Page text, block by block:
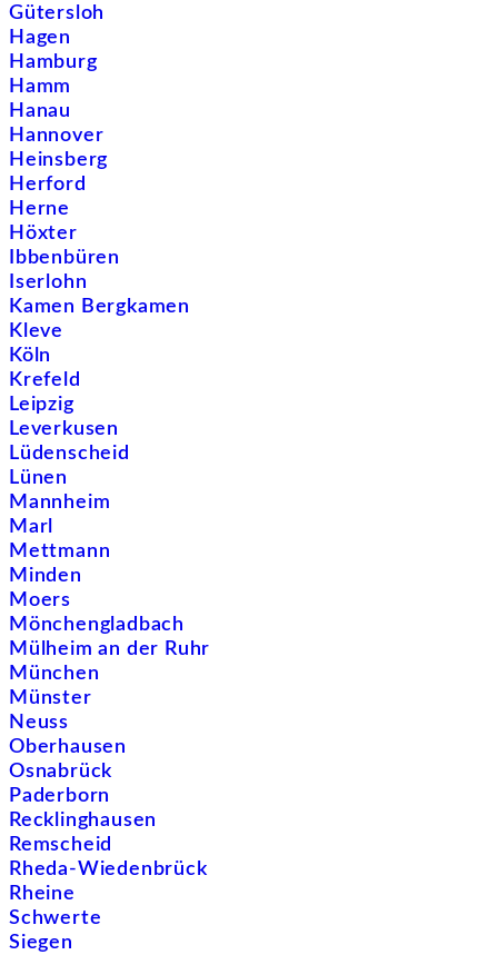
Gütersloh
Hagen
Hamburg
Hamm
Hanau
Hannover
Heinsberg
Herford
Herne
Höxter
Ibbenbüren
Iserlohn
Kamen Bergkamen
Kleve
Köln
Krefeld
Leipzig
Leverkusen
Lüdenscheid
Lünen
Mannheim
Marl
Mettmann
Minden
Moers
Mönchengladbach
Mülheim an der Ruhr
München
Münster
Neuss
Oberhausen
Osnabrück
Paderborn
Recklinghausen
Remscheid
Rheda-Wiedenbrück
Rheine
Schwerte
Siegen